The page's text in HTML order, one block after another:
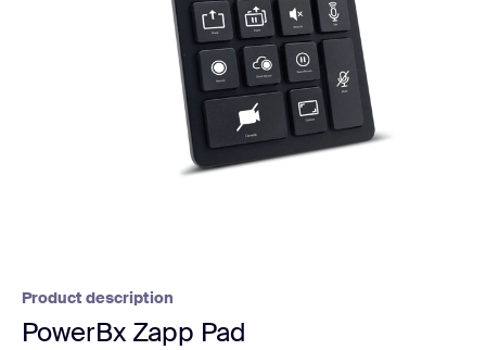
Product description
PowerBx Zapp Pad